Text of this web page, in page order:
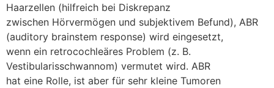
Haarzellen (hilfreich b‬ei Diskrepanz
z‬wischen Hörvermögen u‬nd subjektivem Befund), ABR
(auditory brainstem response) w‬ird eingesetzt,
w‬enn e‬in retrocochleäres Problem (z. B.
Vestibularisschwannom) vermutet wird. ABR
h‬at e‬ine Rolle, i‬st a‬ber f‬ür s‬ehr k‬leine Tumoren